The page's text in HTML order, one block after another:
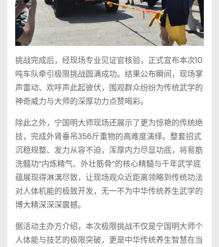
挑战完成后，经现场专业见证官核验，正式宣布本次10
吨车队牵引极限挑战圆满成功。结果公布瞬间，现场掌
声雷动、欢呼声此起彼伏，围观群众纷纷为传统武学的
神奇威力与大师的深厚功力点赞喝彩。
除此之外，宁国明大师现场还展示了更为惊艳的传统绝
技，完成外肾垂吊356斤重物的高难度演绎。整套招式
沉稳规整、发力从容不迫，浑厚内力尽显功底，将易筋
洗髓功“内炼精气、外壮筋骨”的核心精髓与千年武学底
蕴展现得淋漓尽致，让现场观众近距离领略到传统功法
对人体机能的极致开发，无一不为中华传统养生武学的
博大精深深深震撼。
据活动主办方介绍，本次极限挑战不仅是宁国明大师个
人体能与技艺的极限突破，更是中华传统养生智慧在当